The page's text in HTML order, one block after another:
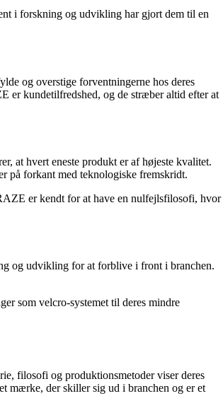
i forskning og udvikling har gjort dem til en
og overstige forventningerne hos deres
er kundetilfredshed, og de stræber altid efter at
at hvert eneste produkt er af højeste kvalitet.
på forkant med teknologiske fremskridt.
er kendt for at have en nulfejlsfilosofi, hvor
og udvikling for at forblive i front i branchen.
som velcro-systemet til deres mindre
filosofi og produktionsmetoder viser deres
mærke, der skiller sig ud i branchen og er et